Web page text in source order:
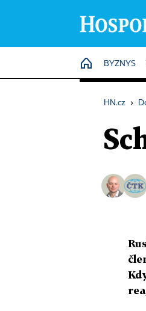
HOME
BYZNYS
HN.cz ›